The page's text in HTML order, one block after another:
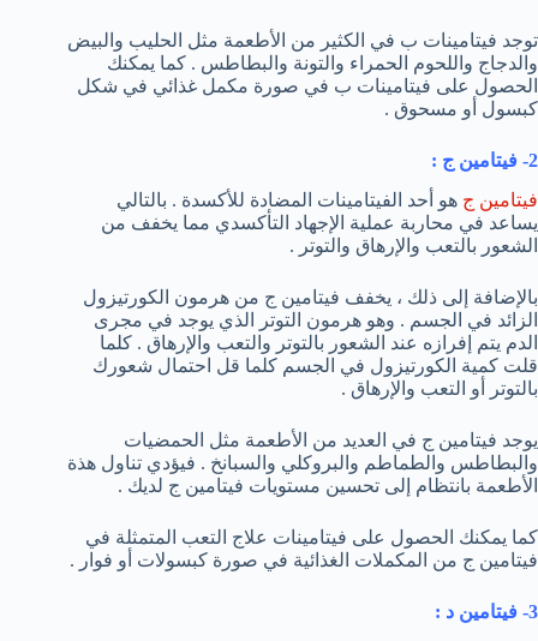
توجد فيتامينات ب في الكثير من الأطعمة مثل الحليب والبيض
والدجاج واللحوم الحمراء والتونة والبطاطس . كما يمكنك
الحصول على فيتامينات ب في صورة مكمل غذائي في شكل
كبسول أو مسحوق .
2- فيتامين ج :
فيتامين ج هو أحد الفيتامينات المضادة للأكسدة . بالتالي
يساعد في محاربة عملية الإجهاد التأكسدي مما يخفف من
الشعور بالتعب والإرهاق والتوتر .
بالإضافة إلى ذلك ، يخفف فيتامين ج من هرمون الكورتيزول
الزائد في الجسم . وهو هرمون التوتر الذي يوجد في مجرى
الدم يتم إفرازه عند الشعور بالتوتر والتعب والإرهاق . كلما
قلت كمية الكورتيزول في الجسم كلما قل احتمال شعورك
بالتوتر أو التعب والإرهاق .
يوجد فيتامين ج في العديد من الأطعمة مثل الحمضيات
والبطاطس والطماطم والبروكلي والسبانخ . فيؤدي تناول هذة
الأطعمة بانتظام إلى تحسين مستويات فيتامين ج لديك .
كما يمكنك الحصول على فيتامينات علاج التعب المتمثلة في
فيتامين ج من المكملات الغذائية في صورة كبسولات أو فوار .
3- فيتامين د :